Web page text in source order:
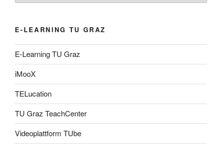
E-LEARNING TU GRAZ
E-Learning TU Graz
iMooX
TELucation
TU Graz TeachCenter
Videoplattform TUbe